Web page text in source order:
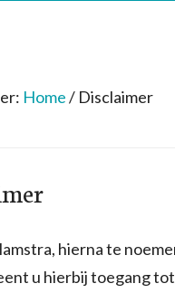
Home/Disclaimer
hierna te
u hierbij toegang tot